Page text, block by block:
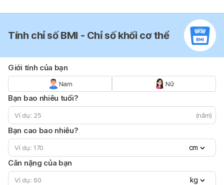
Tính chỉ số BMI - Chỉ số khối cơ thể
Giới tính của bạn
Nam Nữ
Bạn bao nhiêu tuổi?
(năm)
Bạn cao bao nhiêu?
cm
Cân nặng của bạn
kg